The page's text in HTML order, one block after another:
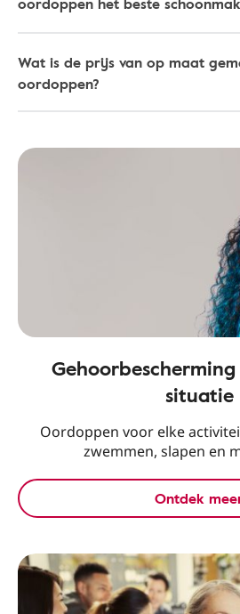
Wat is de prijs van op maat
oordoppen?
situatie
Oordoppen voor elke
zwemmen, slapen en
Ontdek